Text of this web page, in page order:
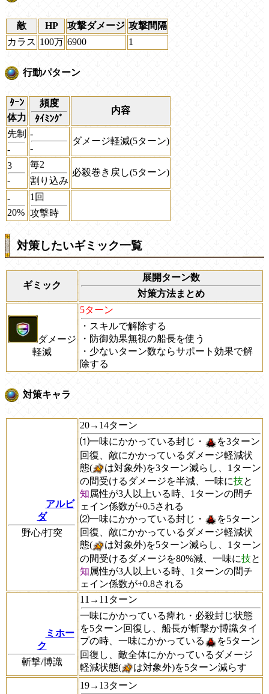
敵 HP 攻撃ダメージ 攻撃間隔
カラス 100万 6900 1
行動パターン
ﾀｰﾝ
体力
頻度
ﾀｲﾐﾝｸﾞ
内容
先制
-
-
-
ダメージ軽減(5ターン)
3
-
毎2
割り込み
必殺巻き戻し(5ターン)
-
20%
1回
攻撃時
対策したいギミック一覧
ギミック
展開ターン数
対策方法まとめ
ダメージ
軽減
5ターン
・スキルで解除する
・防御効果無視の船長を使う
・少ないターン数ならサポート効果で解
除する
対策キャラ
アルビ
ダ
野心/打突
20→14ターン
⑴一味にかかっている封じ・
を3ターン
回復、敵にかかっているダメージ軽減状
態(
は対象外)を3ターン減らし、1ターン
の間受けるダメージを半減、一味に技と
知属性が3人以上いる時、1ターンの間チ
ェイン係数が+0.5される
⑵一味にかかっている封じ・
を5ターン
回復、敵にかかっているダメージ軽減状
態(
は対象外)を5ターン減らし、1ターン
の間受けるダメージを80%減、一味に技と
知属性が3人以上いる時、1ターンの間チ
ェイン係数が+0.8される
ミホー
ク
斬撃/博識
11→11ターン
一味にかかっている痺れ・必殺封じ状態
を5ターン回復し、船長が斬撃か博識タイ
プの時、一味にかかっている
を5ターン
回復し、敵全体にかかっているダメージ
軽減状態(
は対象外)を5ターン減らす
19→13ターン